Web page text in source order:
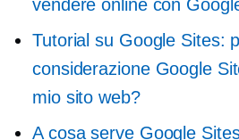
vendere online con
Tutorial su Google Sites:
considerazione Google
mio sito web?
A cosa serve Google